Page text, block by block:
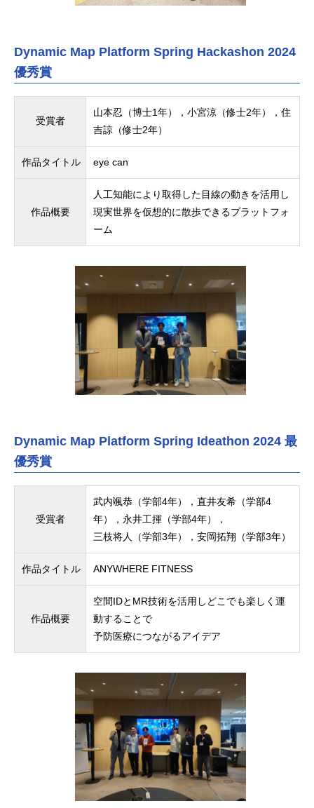
Dynamic Map Platform Spring Hackashon 2024
優秀賞
受賞者
山本忍（博士1年），小宮涼（修士2年），住
吉諒（修士2年）
作品タイトル eye can
作品概要
人工知能により取得した目線の動きを活用し
現実世界を仮想的に散歩できるプラットフォ
ーム
Dynamic Map Platform Spring Ideathon 2024 最
優秀賞
受賞者
武内颯恭（学部4年），直井友希（学部4
年），永井工揮（学部4年），
三枝将人（学部3年），安岡拓翔（学部3年）
作品タイトル ANYWHERE FITNESS
作品概要
空間IDとMR技術を活用しどこでも楽しく運
動することで
予防医療につながるアイデア